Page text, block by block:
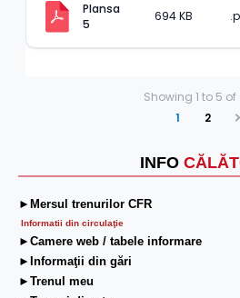
INFO
►Mersul trenurilor CFR
Informatii din circulaţie
►Camere web / tabele informare
►Informaţii din gări
►Trenul meu
Plansa
5
694 KB
Showing 1 to 5 of
1
2